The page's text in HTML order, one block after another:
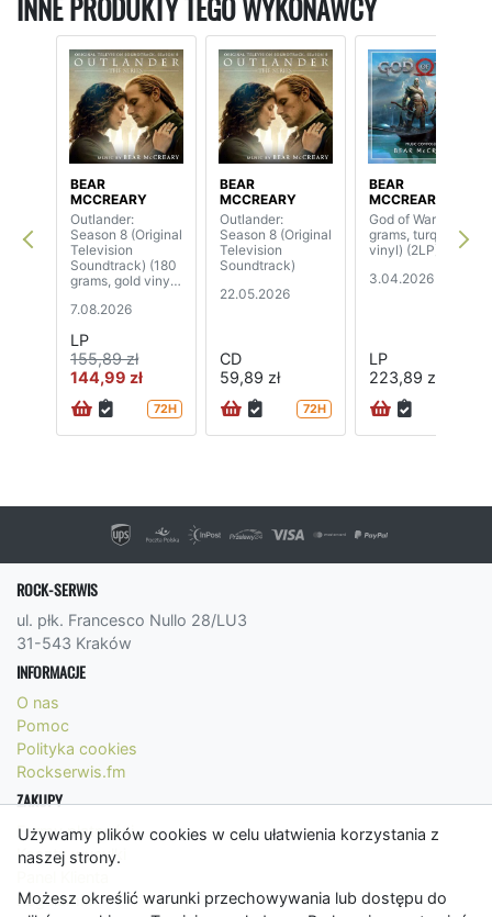
Używamy plików cookies w celu ułatwienia korzystania z
naszej strony.
Możesz określić warunki przechowywania lub dostępu do
INNE PRODUKTY TEGO WYKONAWCY
BEAR
MCCREARY
Outlander:
Season 8 (Original
Television
Soundtrack) (180
grams, gold vinyl)
7.08.2026
LP
155,89 zł
144,99 zł
72H
BEAR
MCCREARY
Outlander:
Season 8 (Original
Television
Soundtrack)
22.05.2026
CD
59,89 zł
72H
BEAR
MCCREARY
God of War (180
grams, turquoise
vinyl) (2LP)
3.04.2026
LP
223,89 zł
ROCK-SERWIS
ul. płk. Francesco Nullo 28/LU3
31-543 Kraków
INFORMACJE
O nas
Pomoc
Polityka cookies
Rockserwis.fm
ZAKUPY
Formy płatności
Koszty wysyłki
Regulamin